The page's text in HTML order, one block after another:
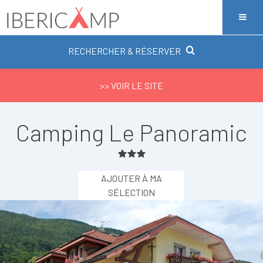
RECHERCHER & RÉSERVER
>> VOIR LE SITE
Camping Le Panoramic
AJOUTER À MA
SÉLECTION